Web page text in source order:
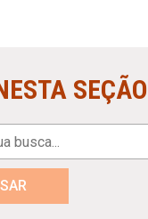
SEÇÃO